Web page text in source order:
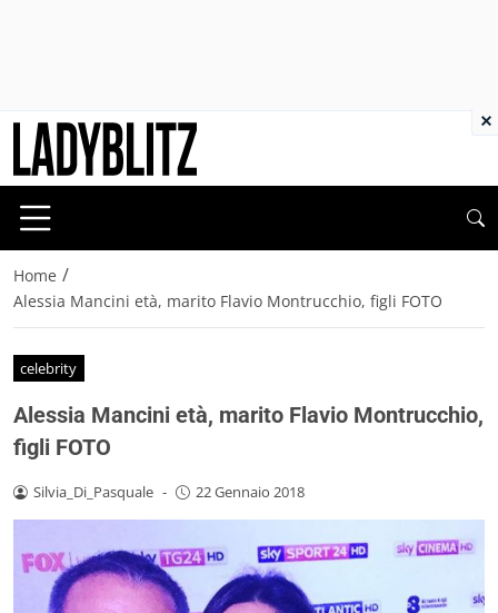
Home /
Alessia Mancini età, marito Flavio Montrucchio, figli FOTO
celebrity
Alessia Mancini età, marito Flavio Montrucchio,
figli FOTO
Silvia_Di_Pasquale - 22 Gennaio 2018
×